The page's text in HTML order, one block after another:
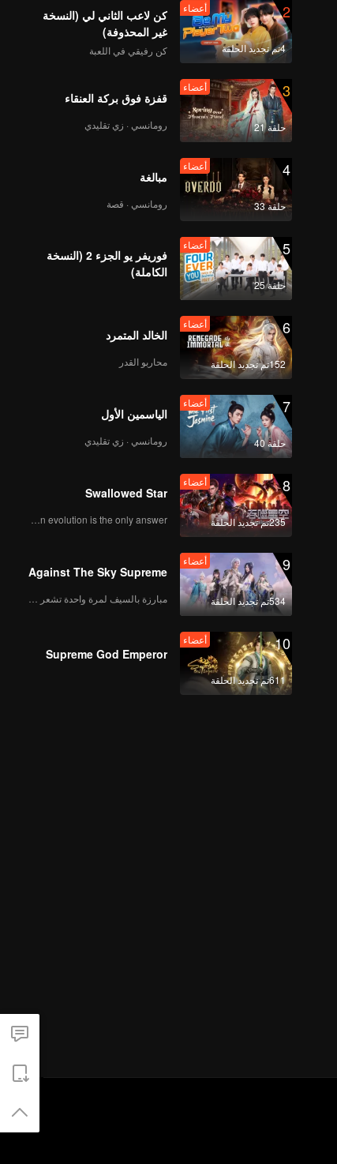
2
4تم تجديد الحلقة
أعضاء
كن لاعب الثاني لي (النسخة
غير المحذوفة)
كن رفيقي في اللعبة
3
حلقة 21
أعضاء
قفزة فوق بركة العنقاء
رومانسي · زي تقليدي
4
حلقة 33
أعضاء
مبالغة
رومانسي · قصة
5
حلقة 25
أعضاء
فوريفر يو الجزء 2 (النسخة
الكاملة)
6
152تم تجديد الحلقة
أعضاء
الخالد المتمرد
محاربو القدر
7
حلقة 40
أعضاء
الياسمين الأول
رومانسي · زي تقليدي
8
235تم تجديد الحلقة
أعضاء
Swallowed Star
Human evolution is the only answer.
9
534تم تجديد الحلقة
أعضاء
Against The Sky Supreme
10
611تم تجديد الحلقة
أعضاء
Supreme God Emperor